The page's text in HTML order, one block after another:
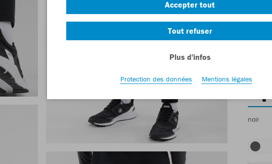
En
noir
Accepter tout
Tout refuser
Plus d'infos
Protection des données Mentions légales